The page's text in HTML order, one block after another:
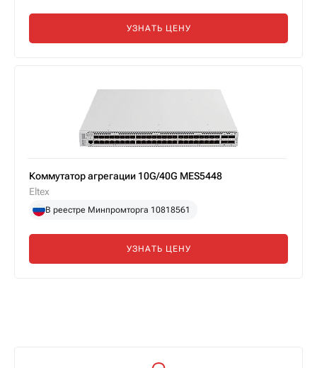
УЗНАТЬ ЦЕНУ
Коммутатор агрегации 10G/40G MES5448
Eltex
В реестре Минпромторга 10818561
УЗНАТЬ ЦЕНУ